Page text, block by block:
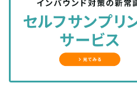
シ
ェ
る
シ
ェ
ア
す
る